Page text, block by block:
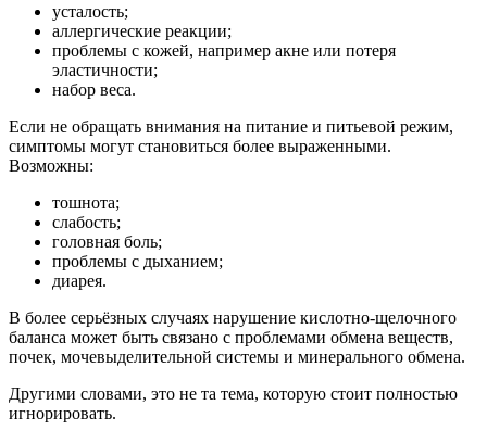
усталость;
аллергические реакции;
проблемы с кожей, например акне или потеря
эластичности;
набор веса.
Если не обращать внимания на питание и питьевой режим,
симптомы могут становиться более выраженными.
Возможны:
тошнота;
слабость;
головная боль;
проблемы с дыханием;
диарея.
В более серьёзных случаях нарушение кислотно-щелочного
баланса может быть связано с проблемами обмена веществ,
почек, мочевыделительной системы и минерального обмена.
Другими словами, это не та тема, которую стоит полностью
игнорировать.